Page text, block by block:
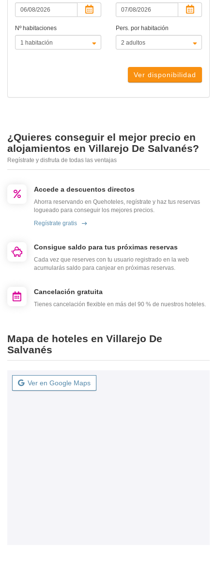
Nº habitaciones Pers. por habitación
Ver disponibilidad
¿Quieres conseguir el mejor precio en
alojamientos en Villarejo De Salvanés?
Regístrate y disfruta de todas las ventajas
Accede a descuentos directos
Ahorra reservando en Quehoteles, regístrate y haz tus reservas
logueado para conseguir los mejores precios.
Regístrate gratis
Consigue saldo para tus próximas reservas
Cada vez que reserves con tu usuario registrado en la web
acumularás saldo para canjear en próximas reservas.
Cancelación gratuita
Tienes cancelación flexible en más del 90 % de nuestros hoteles.
Mapa de hoteles en Villarejo De
Salvanés
Ver en Google Maps